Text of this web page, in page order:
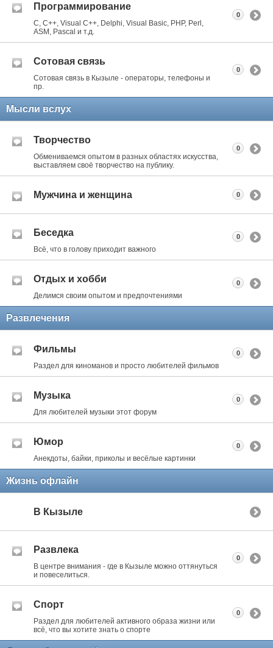
Программирование
C, C++, Visual C++, Delphi, Visual Basic, PHP, Perl,
ASM, Pascal и т.д.
0
Сотовая связь
Сотовая связь в Кызыле - операторы, телефоны и
пр.
0
Мысли вслух
Творчество
Обмениваемся опытом в разных областях искусства,
выставляем своё творчество на публику.
0
Мужчина и женщина 0
Беседка
Всё, что в голову приходит важного
0
Отдых и хобби
Делимся своим опытом и предпочтениями
0
Развлечения
Фильмы
Раздел для киноманов и просто любителей фильмов
0
Музыка
Для любителей музыки этот форум
0
Юмор
Анекдоты, байки, приколы и весёлые картинки
0
Жизнь офлайн
В Кызыле
Развлека
В центре внимания - где в Кызыле можно оттянуться
и повеселиться.
0
Спорт
Раздел для любителей активного образа жизни или
всё, что вы хотите знать о спорте
0